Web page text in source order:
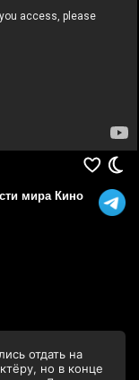
мира Кино
отдать на
но в конце